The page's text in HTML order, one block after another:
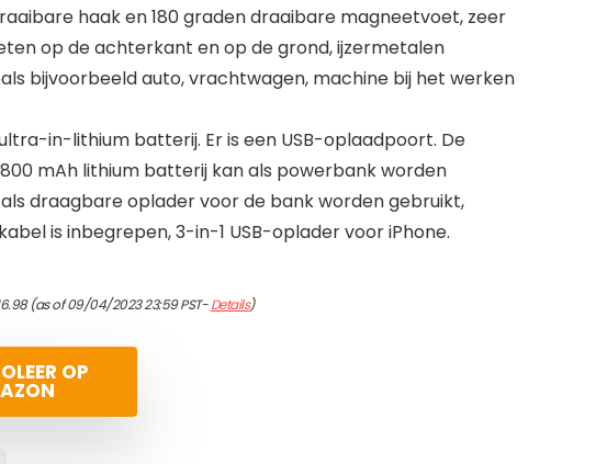
haak en 180 graden draaibare magneetvoet, zeer
op de achterkant en op de grond, ijzermetalen
bijvoorbeeld auto, vrachtwagen, machine bij het werken
in-lithium batterij. Er is een USB-oplaadpoort. De
mAh lithium batterij kan als powerbank worden
draagbare oplader voor de bank worden gebruikt,
is inbegrepen, 3-in-1 USB-oplader voor iPhone.
(as of 09/04/2023 23:59 PST-Details)
OP